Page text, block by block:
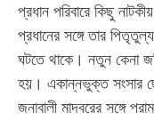
প্রধান পরিবারে কিছু
প্রধানের সঙ্গে তার
ঘটতে থাকে। নতুন কেনা
হয়। একান্নভুক্ত সংসার
জনাবালী মাদবরের সঙ্গে